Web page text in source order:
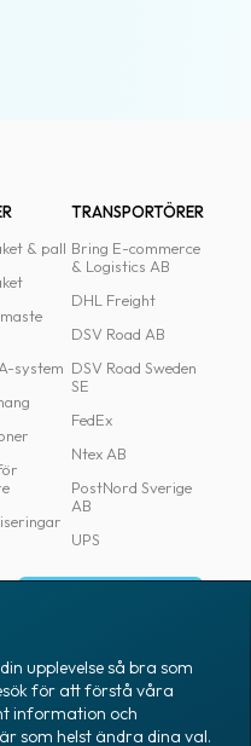
& pall
system
TRANSPORTÖRER
Bring E-commerce
& Logistics AB
DHL Freight
DSV Road AB
DSV Road Sweden
SE
FedEx
Ntex AB
PostNord Sverige
AB
UPS
Skapa konto
upplevelse så bra som
för att förstå våra
information och
som helst ändra dina val.